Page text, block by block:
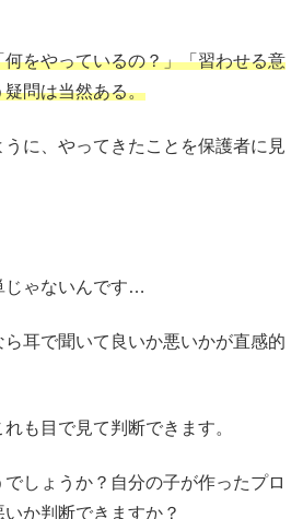
をやっているの？」「習わせる意
問は当然ある。
に、やってきたことを保護者に見
じゃないんです…
ら耳で聞いて良いか悪いかが直感的
も目で見て判断できます。
しょうか？自分の子が作ったプロ
か判断できますか？